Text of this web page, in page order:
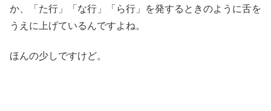
か、「た行」「な行」「ら行」を発するときのように舌を
うえに上げているんですよね。
ほんの少しですけど。